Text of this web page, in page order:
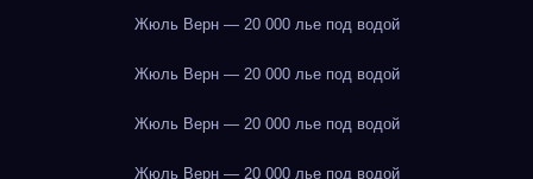
Жюль Верн — 20 000 лье под водой
Жюль Верн — 20 000 лье под водой
Жюль Верн — 20 000 лье под водой
Жюль Верн — 20 000 лье под водой